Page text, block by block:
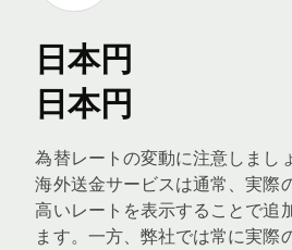
日本円
日本円
為替レートの変動に注意しまし
海外送金サービスは通常、実際
高いレートを表示することで追
ます。一方、弊社では常に実際